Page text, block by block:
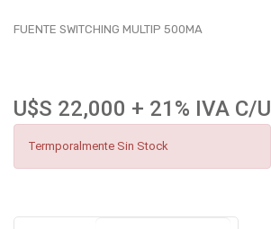
FUENTE SWITCHING MULTIP 500MA
U$S 22,000 + 21% IVA C/U
Termporalmente Sin Stock